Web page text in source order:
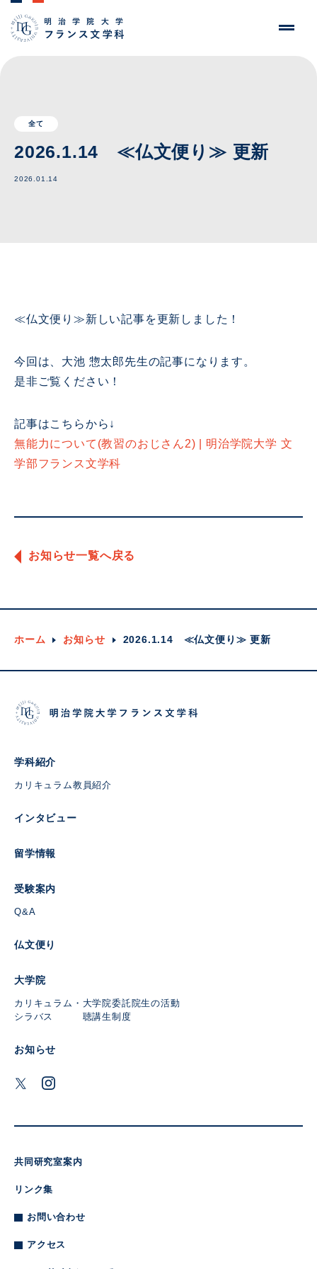
全て
2026.1.14 ≪仏文便り≫ 更新
2026.01.14
≪仏文便り≫新しい記事を更新しました！
今回は、大池 惣太郎先生の記事になります。
是非ご覧ください！
記事はこちらから↓
無能力について(教習のおじさん2) | 明治学院大学 文
学部フランス文学科
お知らせ一覧へ戻る
ホーム お知らせ 2026.1.14 ≪仏文便り≫ 更新
学科紹介
カリキュラム教員紹介
インタビュー
留学情報
受験案内
Q&A
仏文便り
大学院
カリキュラム・
シラバス
大学院委託
聴講生制度
院生の活動
お知らせ
共同研究室案内
リンク集
お問い合わせ
アクセス